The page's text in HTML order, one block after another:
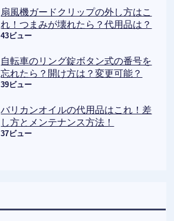
扇風機ガードクリップの外し方はこ
れ！つまみが壊れたら？代用品は？
43ビュー
自転車のリング錠ボタン式の番号を
忘れたら？開け方は？変更可能？
39ビュー
バリカンオイルの代用品はこれ！差
し方とメンテナンス方法！
37ビュー